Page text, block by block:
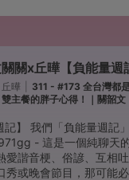
關x丘曄【負能量週
曄
311 - #173 全台灣都
主餐的胖子心得！｜關韶文
記】 我們「負能量週記
我們是真心
愛諧音梗、俗諺、互相
秀或晚會節目，那可能